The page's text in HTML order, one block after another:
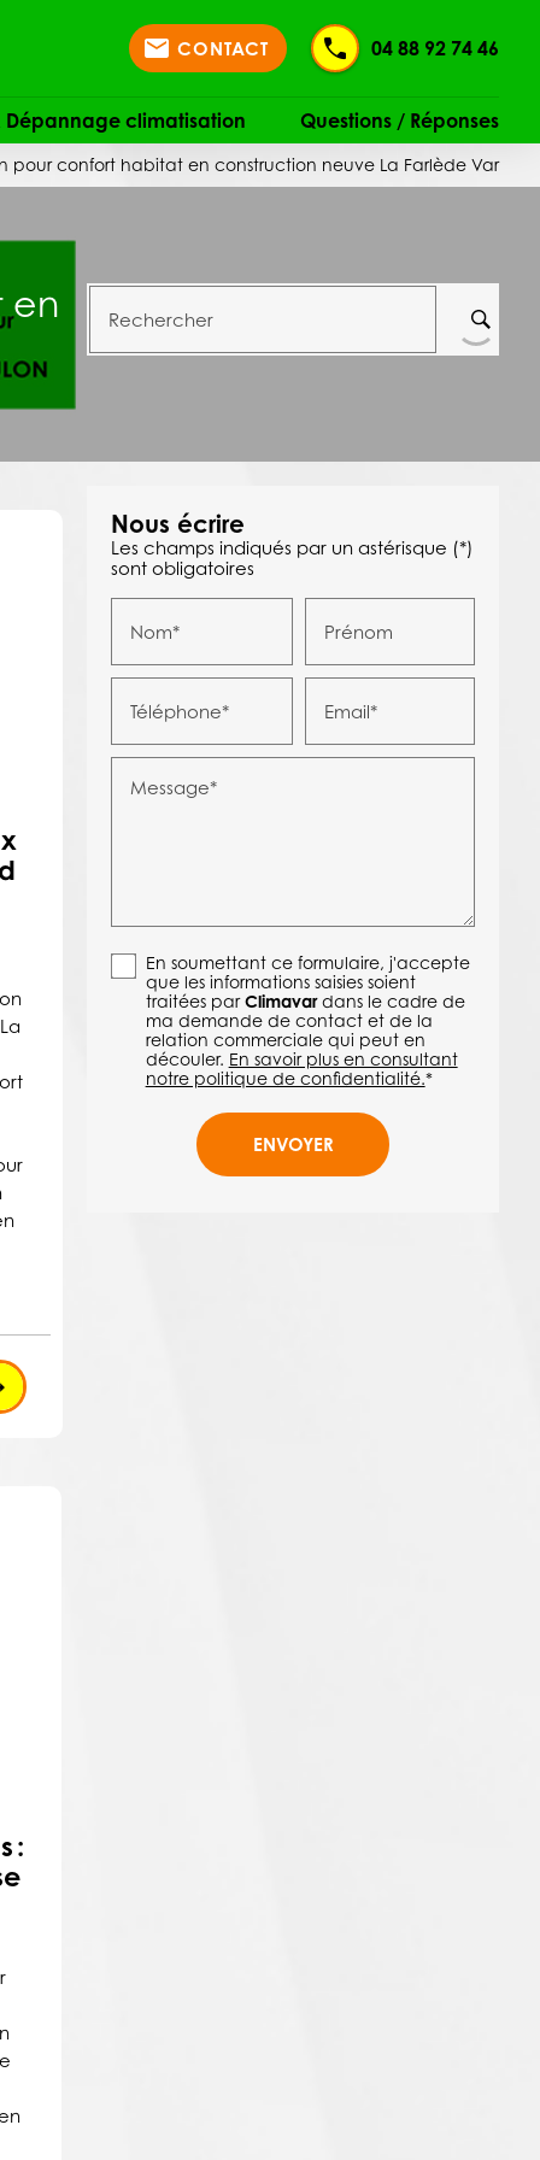
mail CONTACT 04 88 92 74 46
Dépannage climatisation Questions / Réponses
pour confort habitat en construction neuve La Farlède Var
en Rechercher
:
Nous écrire
Les champs indiqués par un astérisque (*)
sont obligatoires
Nom* Prénom
Téléphone* Email*
Message*
En soumettant ce formulaire, j'accepte
que les informations saisies soient
traitées parClimavardans le cadre de
ma demande de contact et de la
relation commerciale qui peut en
découler. En savoir plus en consultant
notre politique de confidentialité.*